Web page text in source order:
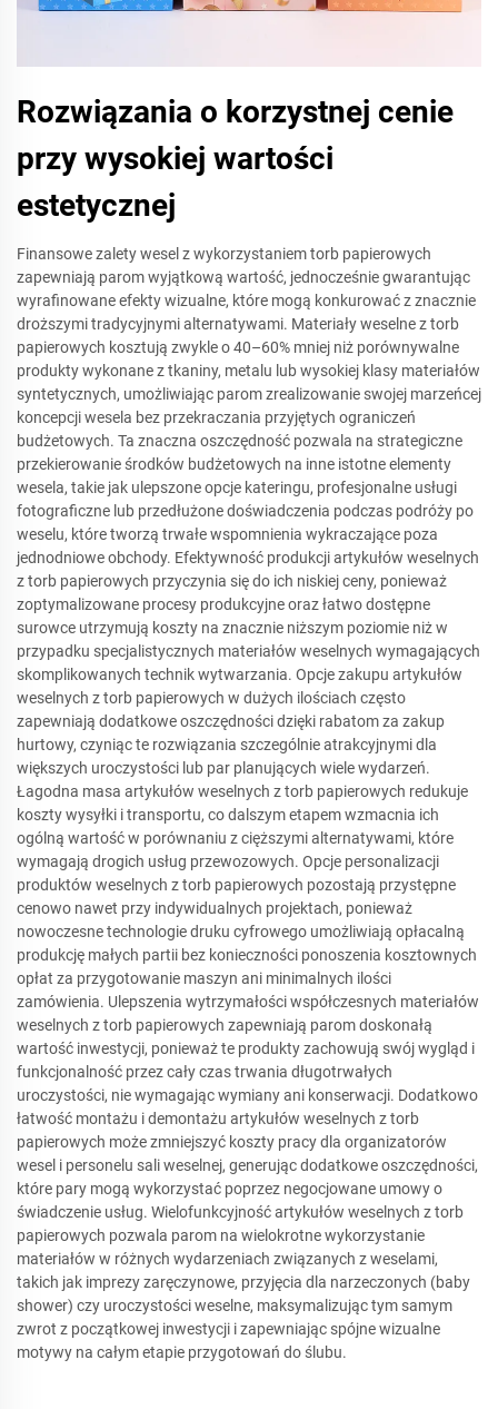
Rozwiązania o korzystnej cenie
przy wysokiej wartości
estetycznej
Finansowe zalety wesel z wykorzystaniem torb papierowych
zapewniają parom wyjątkową wartość, jednocześnie gwarantując
wyrafinowane efekty wizualne, które mogą konkurować z znacznie
droższymi tradycyjnymi alternatywami. Materiały weselne z torb
papierowych kosztują zwykle o 40–60% mniej niż porównywalne
produkty wykonane z tkaniny, metalu lub wysokiej klasy materiałów
syntetycznych, umożliwiając parom zrealizowanie swojej marzeńcej
koncepcji wesela bez przekraczania przyjętych ograniczeń
budżetowych. Ta znaczna oszczędność pozwala na strategiczne
przekierowanie środków budżetowych na inne istotne elementy
wesela, takie jak ulepszone opcje kateringu, profesjonalne usługi
fotograficzne lub przedłużone doświadczenia podczas podróży po
weselu, które tworzą trwałe wspomnienia wykraczające poza
jednodniowe obchody. Efektywność produkcji artykułów weselnych
z torb papierowych przyczynia się do ich niskiej ceny, ponieważ
zoptymalizowane procesy produkcyjne oraz łatwo dostępne
surowce utrzymują koszty na znacznie niższym poziomie niż w
przypadku specjalistycznych materiałów weselnych wymagających
skomplikowanych technik wytwarzania. Opcje zakupu artykułów
weselnych z torb papierowych w dużych ilościach często
zapewniają dodatkowe oszczędności dzięki rabatom za zakup
hurtowy, czyniąc te rozwiązania szczególnie atrakcyjnymi dla
większych uroczystości lub par planujących wiele wydarzeń.
Łagodna masa artykułów weselnych z torb papierowych redukuje
koszty wysyłki i transportu, co dalszym etapem wzmacnia ich
ogólną wartość w porównaniu z cięższymi alternatywami, które
wymagają drogich usług przewozowych. Opcje personalizacji
produktów weselnych z torb papierowych pozostają przystępne
cenowo nawet przy indywidualnych projektach, ponieważ
nowoczesne technologie druku cyfrowego umożliwiają opłacalną
produkcję małych partii bez konieczności ponoszenia kosztownych
opłat za przygotowanie maszyn ani minimalnych ilości
zamówienia. Ulepszenia wytrzymałości współczesnych materiałów
weselnych z torb papierowych zapewniają parom doskonałą
wartość inwestycji, ponieważ te produkty zachowują swój wygląd i
funkcjonalność przez cały czas trwania długotrwałych
uroczystości, nie wymagając wymiany ani konserwacji. Dodatkowo
łatwość montażu i demontażu artykułów weselnych z torb
papierowych może zmniejszyć koszty pracy dla organizatorów
wesel i personelu sali weselnej, generując dodatkowe oszczędności,
które pary mogą wykorzystać poprzez negocjowane umowy o
świadczenie usług. Wielofunkcyjność artykułów weselnych z torb
papierowych pozwala parom na wielokrotne wykorzystanie
materiałów w różnych wydarzeniach związanych z weselami,
takich jak imprezy zaręczynowe, przyjęcia dla narzeczonych (baby
shower) czy uroczystości weselne, maksymalizując tym samym
zwrot z początkowej inwestycji i zapewniając spójne wizualne
motywy na całym etapie przygotowań do ślubu.